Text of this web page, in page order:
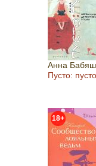
Анна
Пусто: пусто
18+